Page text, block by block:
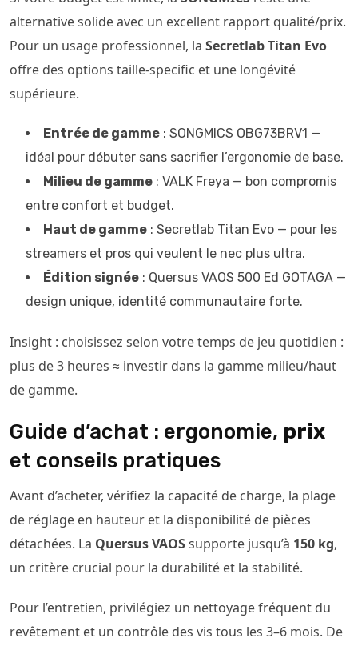
alternative solide avec un excellent rapport qualité/prix.
Pour un usage professionnel, la Secretlab Titan Evo
offre des options taille-specific et une longévité
supérieure.
Entrée de gamme : SONGMICS OBG73BRV1 —
idéal pour débuter sans sacrifier l’ergonomie de base.
Milieu de gamme : VALK Freya — bon compromis
entre confort et budget.
Haut de gamme : Secretlab Titan Evo — pour les
streamers et pros qui veulent le nec plus ultra.
Édition signée : Quersus VAOS 500 Ed GOTAGA —
design unique, identité communautaire forte.
Insight : choisissez selon votre temps de jeu quotidien :
plus de 3 heures ≈ investir dans la gamme milieu/haut
de gamme.
Guide d’achat : ergonomie, prix
et conseils pratiques
Avant d’acheter, vérifiez la capacité de charge, la plage
de réglage en hauteur et la disponibilité de pièces
détachées. La Quersus VAOSsupporte jusqu’à 150 kg,
un critère crucial pour la durabilité et la stabilité.
Pour l’entretien, privilégiez un nettoyage fréquent du
revêtement et un contrôle des vis tous les 3–6 mois. De